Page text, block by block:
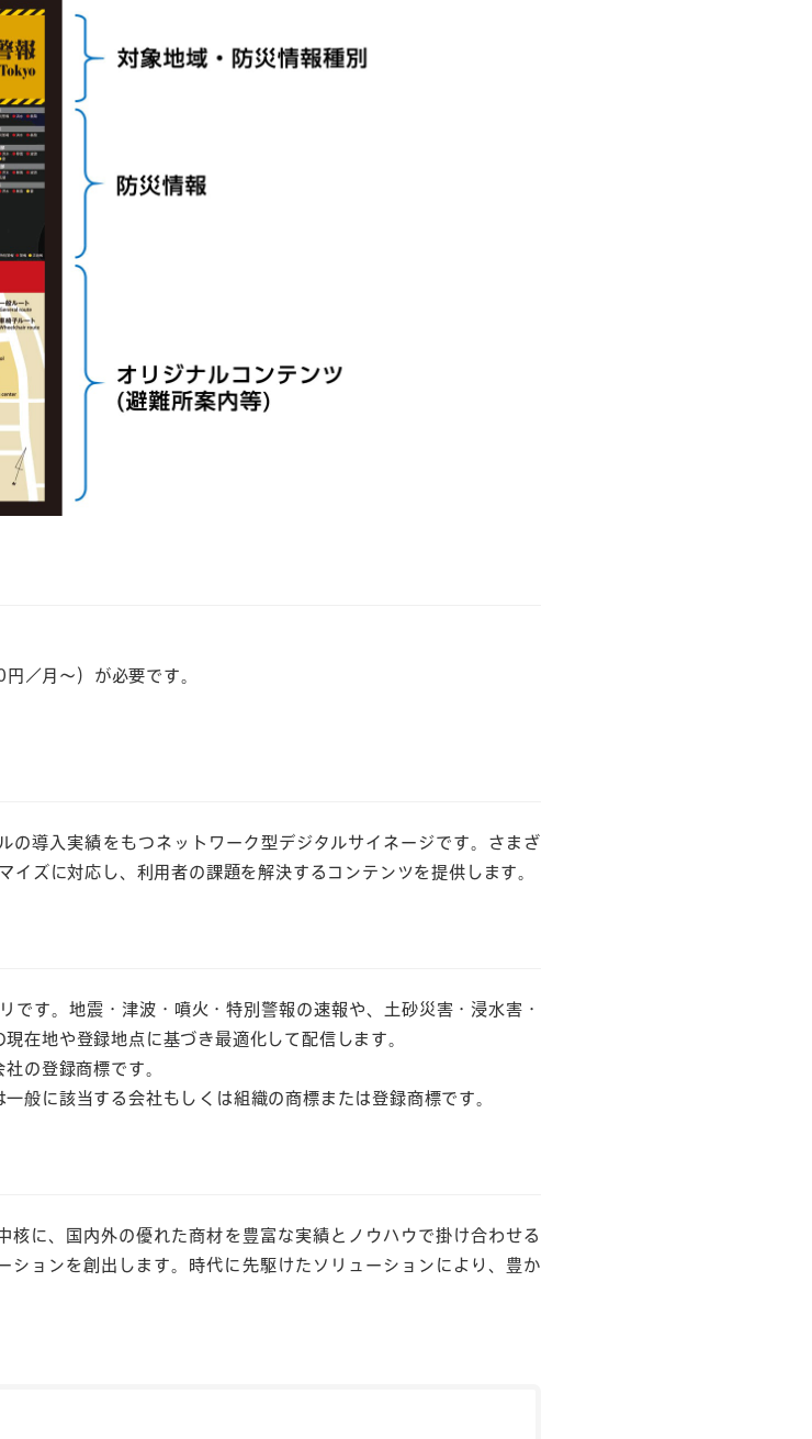
／月～）が必要です。
導入実績をもつネットワーク型デジタルサイネージです。さまざ
イズに対応し、利用者の課題を解決するコンテンツを提供します。
す。地震・津波・噴火・特別警報の速報や、土砂災害・浸水害・
在地や登録地点に基づき最適化して配信します。
の登録商標です。
般に該当する会社もしくは組織の商標または登録商標です。
核に、国内外の優れた商材を豊富な実績とノウハウで掛け合わせる
ションを創出します。時代に先駆けたソリューションにより、豊か